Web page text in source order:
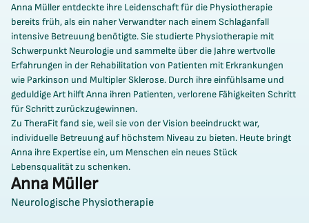
Anna Müller entdeckte ihre Leidenschaft für die Physiotherapie
bereits früh, als ein naher Verwandter nach einem Schlaganfall
intensive Betreuung benötigte. Sie studierte Physiotherapie mit
Schwerpunkt Neurologie und sammelte über die Jahre wertvolle
Erfahrungen in der Rehabilitation von Patienten mit Erkrankungen
wie Parkinson und Multipler Sklerose. Durch ihre einfühlsame und
geduldige Art hilft Anna ihren Patienten, verlorene Fähigkeiten Schritt
für Schritt zurückzugewinnen.
Zu TheraFit fand sie, weil sie von der Vision beeindruckt war,
individuelle Betreuung auf höchstem Niveau zu bieten. Heute bringt
Anna ihre Expertise ein, um Menschen ein neues Stück
Lebensqualität zu schenken.
Anna Müller
Neurologische Physiotherapie